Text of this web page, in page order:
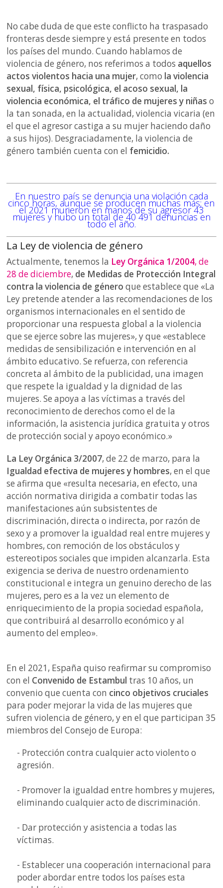
No cabe duda de que este conflicto ha traspasado
fronteras desde siempre y está presente en todos
los países del mundo. Cuando hablamos de
violencia de género, nos referimos a todos aquellos
actos violentos hacia una mujer, como la violencia
sexual, física, psicológica, el acoso sexual, la
violencia económica, el tráfico de mujeres y niñas o
la tan sonada, en la actualidad, violencia vicaria (en
el que el agresor castiga a su mujer haciendo daño
a sus hijos). Desgraciadamente, la violencia de
género también cuenta con el femicidio.
En nuestro país se denuncia una violación cada
cinco horas, aunque se producen muchas más; en
el 2021 murieron en manos de su agresor 43
mujeres y hubo un total de 40 491 denuncias en
todo el año.
La Ley de violencia de género
Actualmente, tenemos la Ley Orgánica 1/2004, de
28 de diciembre, de Medidas de Protección Integral
contra la violencia de géneroque establece que «La
Ley pretende atender a las recomendaciones de los
organismos internacionales en el sentido de
proporcionar una respuesta global a la violencia
que se ejerce sobre las mujeres», y que «establece
medidas de sensibilización e intervención en al
ámbito educativo. Se refuerza, con referencia
concreta al ámbito de la publicidad, una imagen
que respete la igualdad y la dignidad de las
mujeres. Se apoya a las víctimas a través del
reconocimiento de derechos como el de la
información, la asistencia jurídica gratuita y otros
de protección social y apoyo económico.»
La Ley Orgánica 3/2007, de 22 de marzo, para la
Igualdad efectiva de mujeres y hombres, en el que
se afirma que «resulta necesaria, en efecto, una
acción normativa dirigida a combatir todas las
manifestaciones aún subsistentes de
discriminación, directa o indirecta, por razón de
sexo y a promover la igualdad real entre mujeres y
hombres, con remoción de los obstáculos y
estereotipos sociales que impiden alcanzarla. Esta
exigencia se deriva de nuestro ordenamiento
constitucional e integra un genuino derecho de las
mujeres, pero es a la vez un elemento de
enriquecimiento de la propia sociedad española,
que contribuirá al desarrollo económico y al
aumento del empleo».
En el 2021, España quiso reafirmar su compromiso
con el Convenido de Estambul tras 10 años, un
convenio que cuenta con cinco objetivos cruciales
para poder mejorar la vida de las mujeres que
sufren violencia de género, y en el que participan 35
miembros del Consejo de Europa:
- Protección contra cualquier acto violento o
agresión.
- Promover la igualdad entre hombres y mujeres,
eliminando cualquier acto de discriminación.
- Dar protección y asistencia a todas las
víctimas.
- Establecer una cooperación internacional para
poder abordar entre todos los países esta